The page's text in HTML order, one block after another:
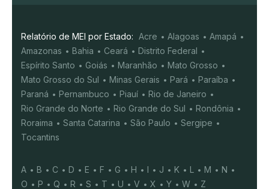
Relatório de MEI por Estado: Acre Alagoas
Amapá
Amazonas
Bahia Ceará
Distrito Federal
Espírito Santo
Goiás Maranhão
Mato Grosso
Mato Grosso do Sul
Minas Gerais Pará
Paraíba
Paraná
Pernambuco Piauí
Rio de Janeiro
Rio Grande do Norte
Rio Grande do Sul
Rondônia
Roraima
Santa Catarina São Paulo
Sergipe
Tocantins
A B C D E F G H I J K L M
N
O
P Q R S T U V X Y W Z